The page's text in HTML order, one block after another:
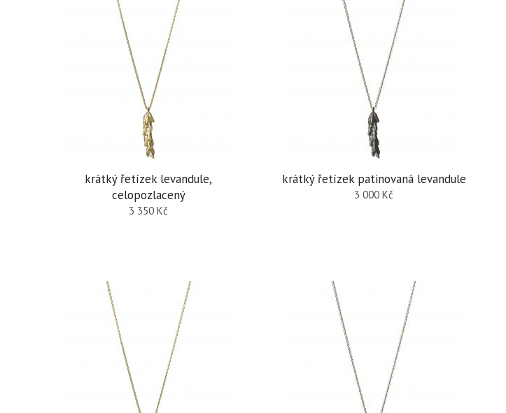
krátký řetízek levandule,
celopozlacený
3 350Kč
krátký řetízek patinovaná levandule
3 000Kč